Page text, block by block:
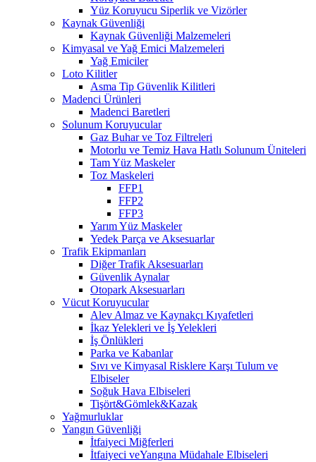
Yüz Koruyucu Siperlik ve Vizörler
Kaynak Güvenliği
Kaynak Güvenliği Malzemeleri
Kimyasal ve Yağ Emici Malzemeleri
Yağ Emiciler
Loto Kilitler
Asma Tip Güvenlik Kilitleri
Madenci Ürünleri
Madenci Baretleri
Solunum Koruyucular
Gaz Buhar ve Toz Filtreleri
Motorlu ve Temiz Hava Hatlı Solunum Üniteleri
Tam Yüz Maskeler
Toz Maskeleri
FFP1
FFP2
FFP3
Yarım Yüz Maskeler
Yedek Parça ve Aksesuarlar
Trafik Ekipmanları
Diğer Trafik Aksesuarları
Güvenlik Aynalar
Otopark Aksesuarları
Vücut Koruyucular
Alev Almaz ve Kaynakçı Kıyafetleri
İkaz Yelekleri ve İş Yelekleri
İş Önlükleri
Parka ve Kabanlar
Sıvı ve Kimyasal Risklere Karşı Tulum ve
Elbiseler
Soğuk Hava Elbiseleri
Tişört&Gömlek&Kazak
Yağmurluklar
Yangın Güvenliği
İtfaiyeci Miğferleri
İtfaiyeci veYangına Müdahale Elbiseleri